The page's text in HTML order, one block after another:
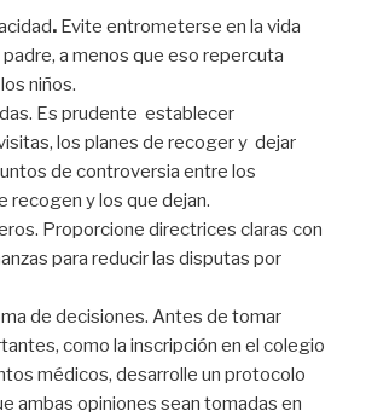
. Evite entrometerse en la vida
a menos que eso repercuta
niños.
Es prudente establecer
los planes de recoger y dejar
de controversia entre los
recogen y los que dejan.
Proporcione directrices claras con
para reducir las disputas por
de decisiones. Antes de tomar
como la inscripción en el colegio
médicos, desarrolle un protocolo
ambas opiniones sean tomadas en